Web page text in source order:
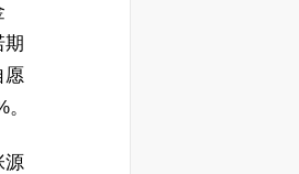
期
愿
源